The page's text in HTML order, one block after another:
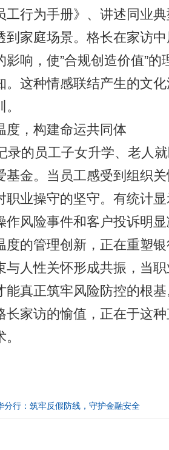
工行为手册》、讲述同业
到家庭场景。格长在家访
响，使”合规创造价值”的
。这种情感联结产生的文
度，构建命运共同体
的员工子女升学、老人
基金。当员工感受到组织
职业操守的坚守。有统计
作风险事件和客户投诉明
度的管理创新，正在重塑
与人性关怀形成共振，当
能真正筑牢风险防控的根
长家访的愉值，正在于这
分行：筑牢反假防线，守护金融安全